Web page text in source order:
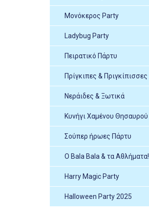
Μονόκερος Party
Ladybug Party
Πειρατικό Πάρτυ
Πρίγκιπες & Πριγκίπισσες
Νεράιδες & Ξωτικά
Κυνήγι Χαμένου Θησαυρού
Σούπερ ήρωες Πάρτυ
Ο Bala Bala & τα Αθλήματα!
Harry Magic Party
Halloween Party 2025